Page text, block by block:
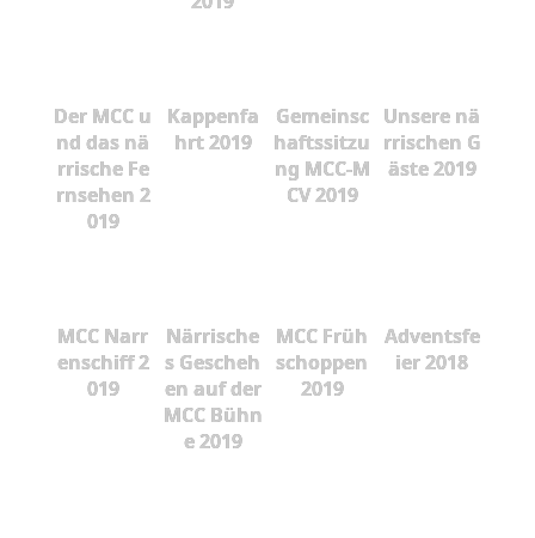
Der MCC u
nd das nä
rrische Fe
rnsehen 2
019
Kappenfa
hrt 2019
Gemeinsc
haftssitzu
ng MCC-M
CV 2019
Unsere nä
rrischen G
äste 2019
MCC Narr
enschiff 2
019
Närrische
s Gescheh
en auf der
MCC Bühn
e 2019
MCC Früh
schoppen
2019
Adventsfe
ier 2018